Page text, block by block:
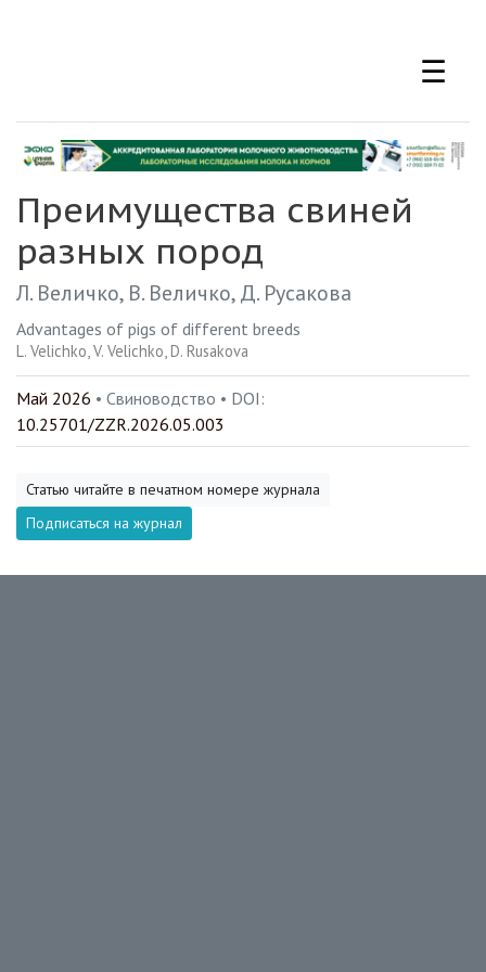
☰
Преимущества свиней
разных пород
Л. Величко В. Величко Д. Русакова
Advantages of pigs of different breeds
L. Velichko V. Velichko D. Rusakova
Май 2026 • Свиноводство • DOI:
10.25701/ZZR.2026.05.003
Статью читайте в печатном номере журнала
Подписаться на журнал